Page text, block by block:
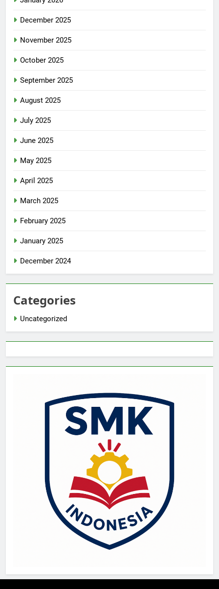
December 2025
November 2025
October 2025
September 2025
August 2025
July 2025
June 2025
May 2025
April 2025
March 2025
February 2025
January 2025
December 2024
Categories
Uncategorized